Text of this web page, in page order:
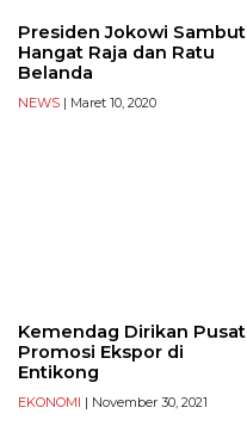
Presiden Jokowi Sambut
Hangat Raja dan Ratu
Belanda
NEWS | Maret 10, 2020
Kemendag Dirikan Pusat
Promosi Ekspor di
Entikong
EKONOMI | November 30, 2021